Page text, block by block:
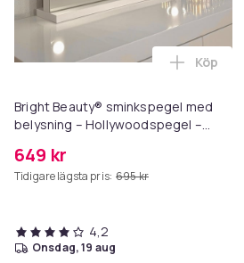
Bright Beauty® sminkspegel med
belysning – Hollywoodspegel –
ljusfärger – Dimbar – Smart Touch –
USB-laddningsport – Vit
649 kr
Tidigare lägsta pris: 695 kr
Lägg
Köp
4,2
onsdag, 19 aug